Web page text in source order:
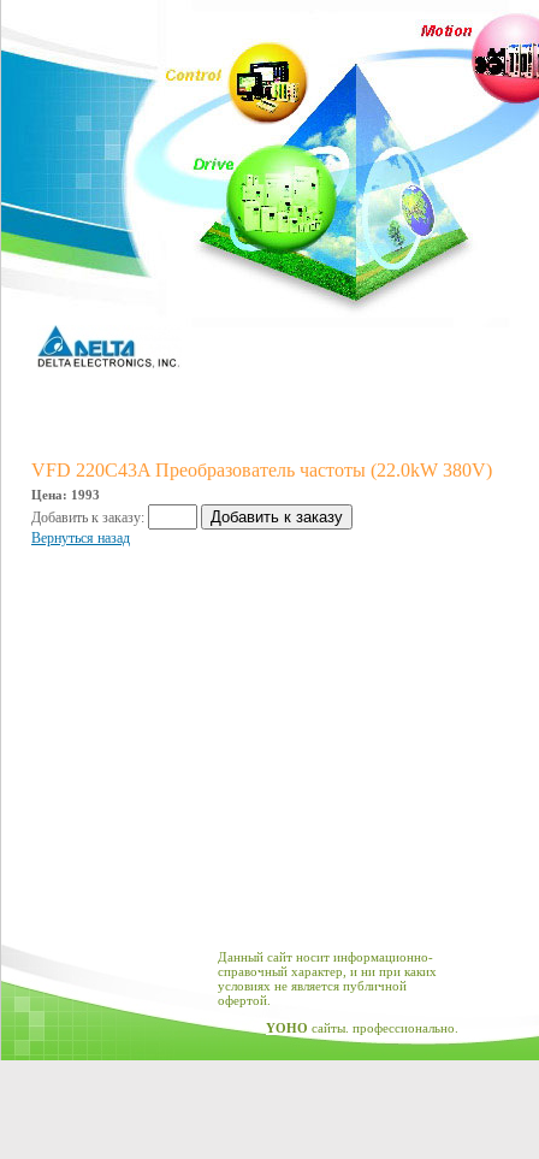
VFD 220C43A Преобразователь частоты (22.0kW 380V)
Цена: 1993
Добавить к заказу:
Вернуться назад
Данный сайт носит информационно-
справочный характер, и ни при каких
условиях не является публичной
офертой.
YOHO сайты. профессионально.